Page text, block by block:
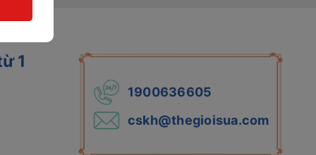
1
1900636605
cskh@thegioisua.com